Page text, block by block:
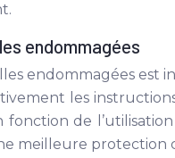
endommagées
endommagées est
les
fonction de
meilleure